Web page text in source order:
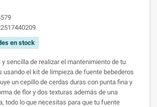
en stock
sencilla de realizar el mantenimiento de tu
usando el kit de limpieza de fuente bebederos
un cepillo de cerdas duras con punta fina y
de flor y dos texturas además de una
todo lo que necesitas para que tu fuente